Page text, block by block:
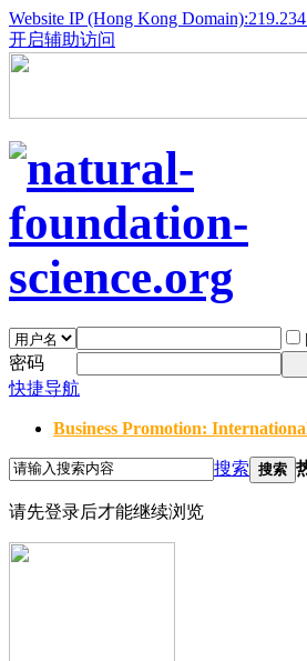
Website IP (Hong Kong
开启辅助访问
密码
快捷导航
Business Promotion:
搜索 搜索
请先登录后才能继续浏览